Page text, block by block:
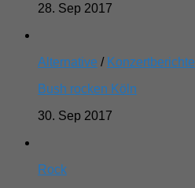
28. Sep 2017
Alternative / Konzertberichte
Bush rocken Köln
30. Sep 2017
Rock